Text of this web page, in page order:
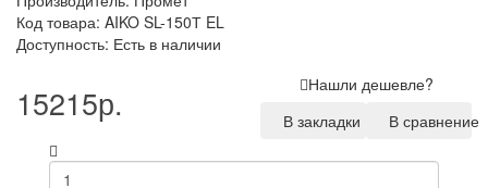
Код товара: AIKO SL-150Т EL
Доступность: Есть в наличии
15215р.
Нашли дешевле?
В закладки
В сравнение